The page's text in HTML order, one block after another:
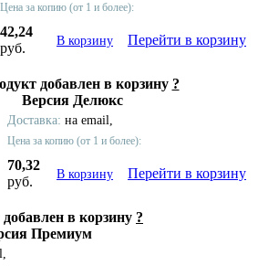
Цена за копию (от 1 и более):
42,24
руб.
В корзину Перейти в корзину
добавлен в корзину ?
Версия Делюкс
Доставка: на email,
Цена за копию (от 1 и более):
70,32
руб.
В корзину Перейти в корзину
в корзину ?
Премиум